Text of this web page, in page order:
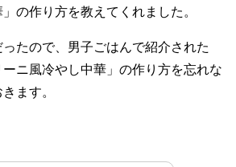
の作り方を教えてくれました。
たので、男子ごはんで紹介された
ーニ風冷やし中華」の作り方を忘れな
ます。